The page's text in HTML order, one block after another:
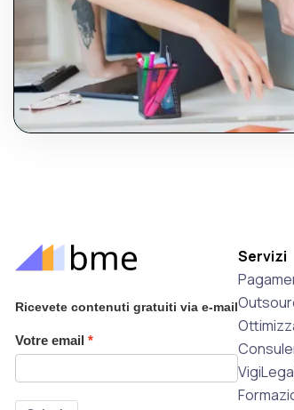
Ricevete contenuti gratuiti via e-mail
Votre email
Servizi